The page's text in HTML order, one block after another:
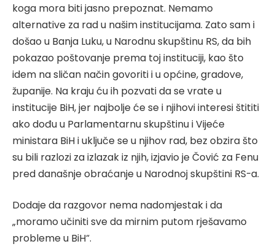
koga mora biti jasno prepoznat. Nemamo
alternative za rad u našim institucijama. Zato sam i
došao u Banja Luku, u Narodnu skupštinu RS, da bih
pokazao poštovanje prema toj instituciji, kao što
idem na sličan način govoriti i u općine, gradove,
županije. Na kraju ću ih pozvati da se vrate u
institucije BiH, jer najbolje će se i njihovi interesi štititi
ako dođu u Parlamentarnu skupštinu i Vijeće
ministara BiH i uključe se u njihov rad, bez obzira što
su bili razlozi za izlazak iz njih, izjavio je Čović za Fenu
pred današnje obraćanje u Narodnoj skupštini RS-a.
Dodaje da razgovor nema nadomjestak i da
„moramo učiniti sve da mirnim putom rješavamo
probleme u BiH“.